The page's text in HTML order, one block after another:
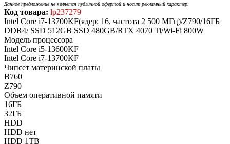
Данное предложение не является публичной офертой и носит рекламный характер.
Код товара: lp237279
Intel Core i7-13700KF(ядер: 16, частота 2 500 МГц)/Z790/16ГБ
DDR4/ SSD 512GB SSD 480GB/RTX 4070 Ti/Wi-Fi 800W
Модель процессора
Intel Core i5-13600KF
Intel Core i7-13700KF
Чипсет материнской платы
B760
Z790
Объем оперативной памяти
16ГБ
32ГБ
HDD
HDD нет
HDD 1TB